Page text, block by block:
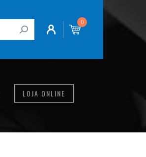
0
LOJA ONLINE